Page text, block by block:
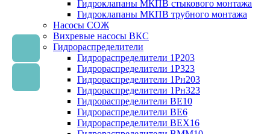
Гидроклапаны МКПВ стыкового монтажа
Гидроклапаны МКПВ трубного монтажа
Насосы СОЖ
Вихревые насосы ВКС
Гидрораспределители
Гидрораспределители 1Р203
Гидрораспределители 1Р323
Гидрораспределители 1Рн203
Гидрораспределители 1Рн323
Гидрораспределители ВЕ10
Гидрораспределители ВЕ6
Гидрораспределители ВЕХ16